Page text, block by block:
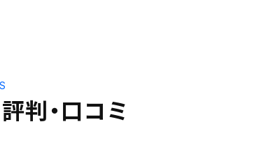
判・口コミ